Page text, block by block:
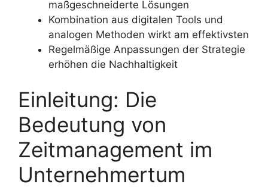
maßgeschneiderte Lösungen
Kombination aus digitalen Tools und
analogen Methoden wirkt am effektivsten
Regelmäßige Anpassungen der Strategie
erhöhen die Nachhaltigkeit
Einleitung: Die
Bedeutung von
Zeitmanagement im
Unternehmertum